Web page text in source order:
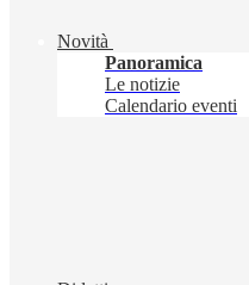
Novità
Panoramica
Le notizie
Calendario eventi